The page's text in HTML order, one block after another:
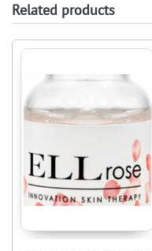
Related products